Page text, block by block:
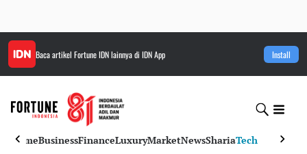
Baca artikel Fortune IDNlainnya di IDN App Install
HomeBusinessFinanceLuxuryMarketNewsShariaTech